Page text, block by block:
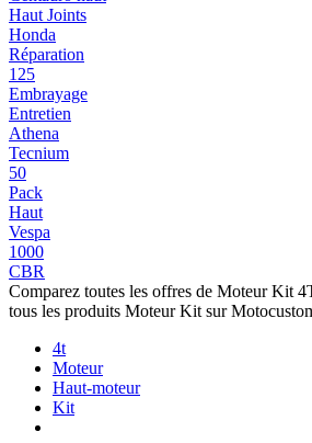
Haut Joints
Honda
Réparation
125
Embrayage
Entretien
Athena
Tecnium
50
Pack
Haut
Vespa
1000
CBR
Comparez toutes les offres de Moteur Kit
tous les produits Moteur Kit sur
4t
Moteur
Haut-moteur
Kit